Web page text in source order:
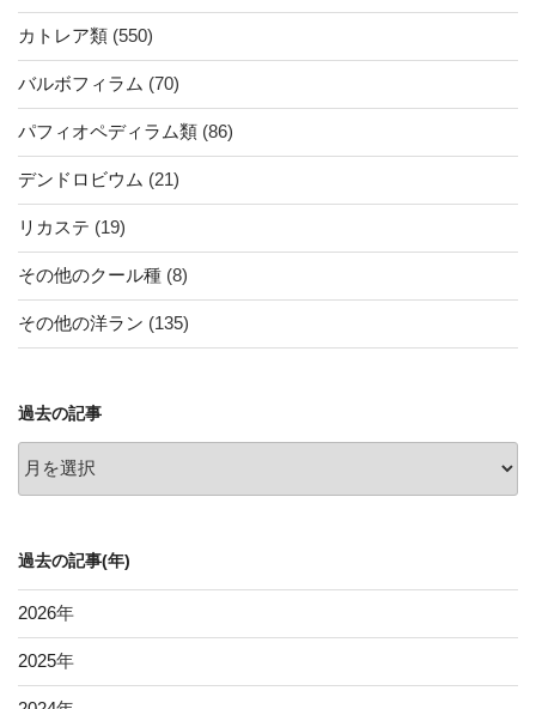
カトレア類 (550)
バルボフィラム (70)
パフィオペディラム類 (86)
デンドロビウム (21)
リカステ (19)
その他のクール種 (8)
その他の洋ラン (135)
過去の記事
去
事
過去の記事(年)
2026年
2025年